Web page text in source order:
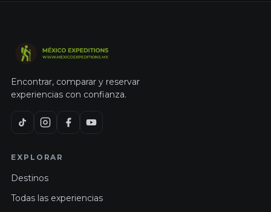
Encontrar, comparar y reservar
experiencias con confianza.
EXPLORAR
Destinos
Todas las experiencias